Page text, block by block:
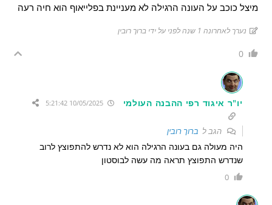
מיצל כוכב על העונה הרגילה לא מעניינת בפלייאוף הוא חיה רעה
נערך לאחרונה 1 שנה לפני על ידי ברוך רובין
0
יו"ר איגוד רפי ההבנה העולמי 10/05/2025 5:21:42
הגב ל ברוך רובין
היה מעולה גם בעונה הרגילה הוא לא נדרש להתפוצץ לרוב
שנדרש התפוצץ תראה מה עשה לבוסטון
0